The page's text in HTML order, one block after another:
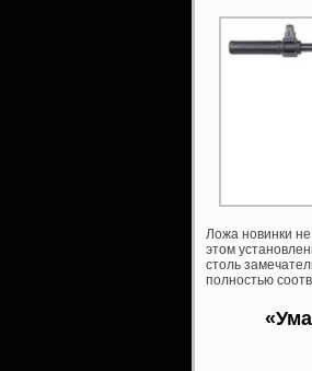
Ложа новинки
этом
столь
полностью